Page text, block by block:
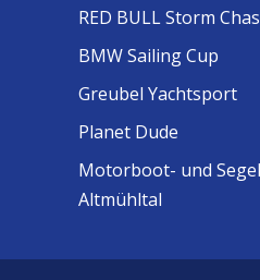
RED BULL Storm
BMW Sailing Cup
Greubel Yachtsport
Planet Dude
Motorboot- und
Altmühltal